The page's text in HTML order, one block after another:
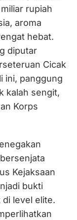
rupiah
aroma
hebat.
diputar
Cicak
ini, panggung
kalah sengit,
Korps
Kejaksaan
bukti
level elite.